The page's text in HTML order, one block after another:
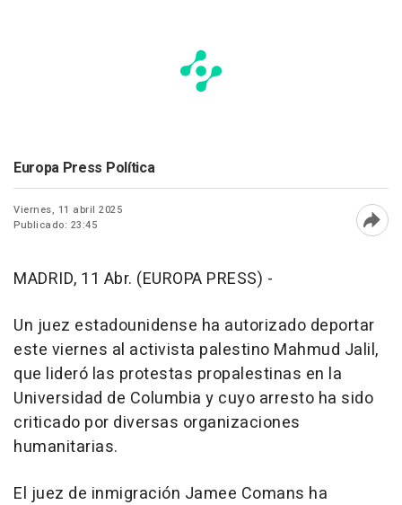
Europa Press Política
Viernes, 11 abril 2025
Publicado: 23:45
MADRID, 11 Abr. (EUROPA PRESS) -
Un juez estadounidense ha autorizado deportar
este viernes al activista palestino Mahmud Jalil,
que lideró las protestas propalestinas en la
Universidad de Columbia y cuyo arresto ha sido
criticado por diversas organizaciones
humanitarias.
El juez de inmigración Jamee Comans ha